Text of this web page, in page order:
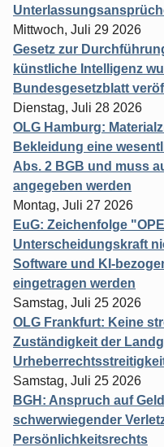
Mittwoch, Juli 29 2026
Gesetz zur
künstliche Intelligenz
Bundesgesetzblatt
Dienstag, Juli 28 2026
OLG Hamburg:
Bekleidung eine
Abs. 2 BGB und muss
angegeben werden
Montag, Juli 27 2026
EuG: Zeichenfolge
Unterscheidungskraft
Software und KI-
eingetragen werden
Samstag, Juli 25 2026
OLG Frankfurt: Keine
Zuständigkeit der
Samstag, Juli 25 2026
BGH: Anspruch auf
schwerwiegender
Persönlichkeitsrechts